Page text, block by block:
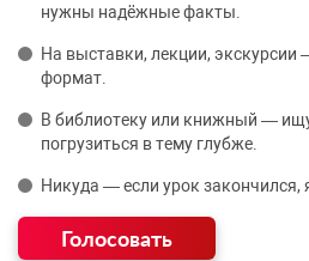
нужны надёжные факты.
На выставки, лекции,
формат.
В библиотеку или книжный —
погрузиться в тему глубже.
Никуда — если урок закончился,